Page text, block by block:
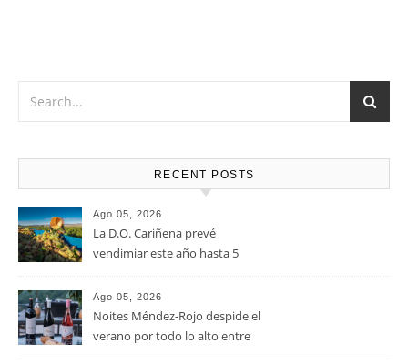
u oveja.
RECENT POSTS